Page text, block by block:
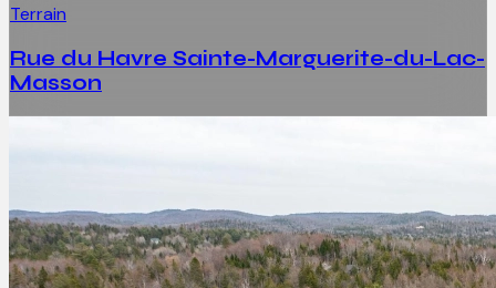
Terrain
Rue du Havre Sainte-Marguerite-du-Lac-
Masson